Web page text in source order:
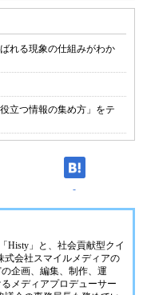
れる現象の仕組みがわか
立つ情報の集め方」をテ
-
Histy 」と、社会貢献型クイ
式会社スマイルメディアの
企画、編集、制作、運
メディアプロデューサー